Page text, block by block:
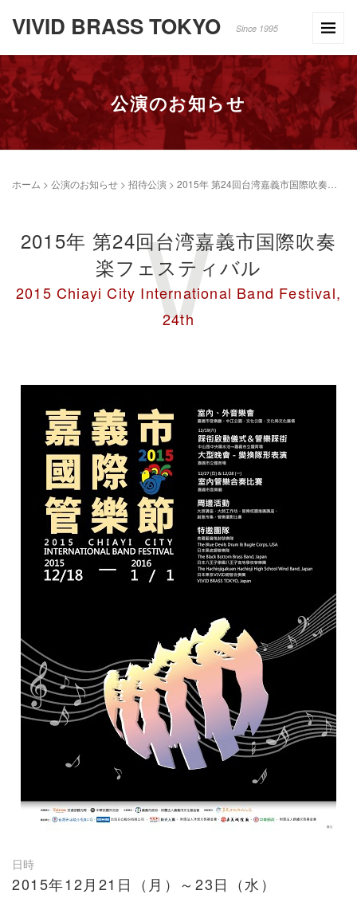
VIVID BRASS TOKYO Since 1995
公演のお知らせ
ホーム > 公演のお知らせ > 招待公演 > 2015年 第24回台湾嘉義市国際吹奏楽フェスティバル
2015年 第24回台湾嘉義市国際吹奏
楽フェスティバル
2015 Chiayi City International Band Festival,
24th
日時
2015年12月21日（月）～23日（水）